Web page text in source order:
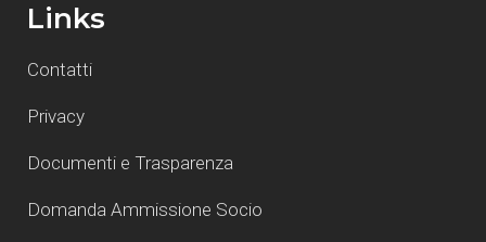
Links
Contatti
Privacy
Documenti e Trasparenza
Domanda Ammissione Socio